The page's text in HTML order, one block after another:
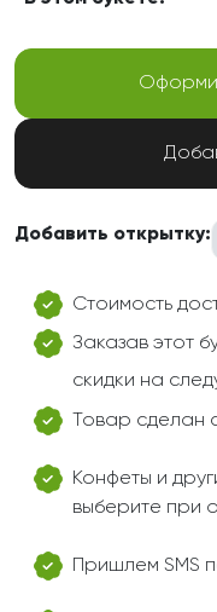
Добавить открытку:
Стоимость
Заказав этот
скидки на
Товар сделан
Конфеты и
выберите при
Пришлем SMS